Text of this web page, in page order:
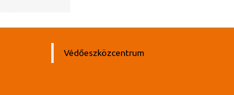
Védőeszközcentrum